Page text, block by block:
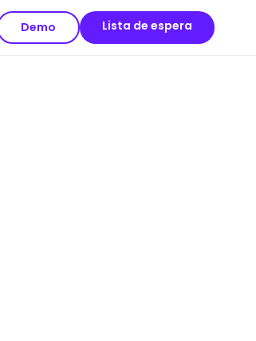
Demo Lista de espera